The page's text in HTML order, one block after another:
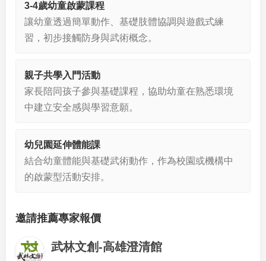
3-4歲幼童啟蒙課程
讓幼童透過簡單動作、基礎肢體協調與遊戲式練
習，初步接觸防身與武術概念。
親子共學入門活動
家長陪同孩子參與基礎課程，協助幼童在熟悉環境
中建立安全感與學習意願。
幼兒園延伸體能課
結合幼童體能與基礎武術動作，作為校園或機構中
的啟蒙型活動安排。
邀請推薦專家報價
武林文創-高雄澄清館